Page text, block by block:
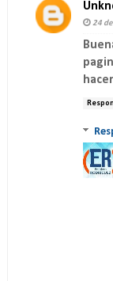
24